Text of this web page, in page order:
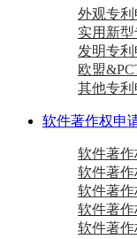
外观专
实用新
发明专
欧盟
其他专
软件著作权申
软件著
软件著
软件著
软件著
软件著作